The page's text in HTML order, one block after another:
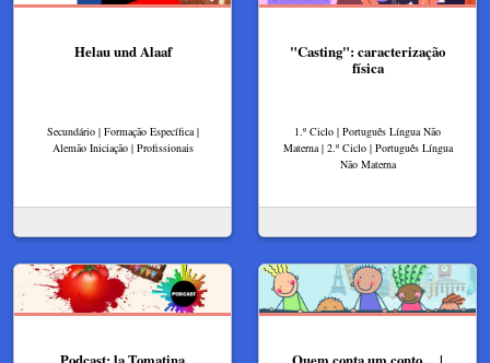
Helau und Alaaf
Secundário | Formação Específica |
Alemão Iniciação | Profissionais
"Casting": caracterização
física
1.º Ciclo | Português Língua Não
Materna | 2.º Ciclo | Português Língua
Não Materna